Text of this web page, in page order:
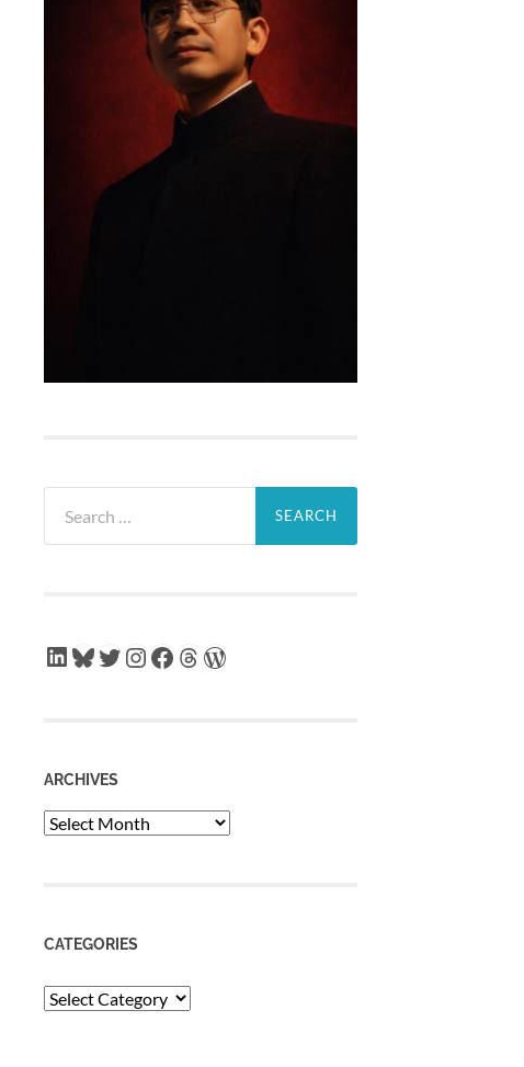
for:
LinkedIn
Bluesky
Twitter
Instagram
Facebook
Threads
WordPress
ARCHIVES
Archives
CATEGORIES
Categories